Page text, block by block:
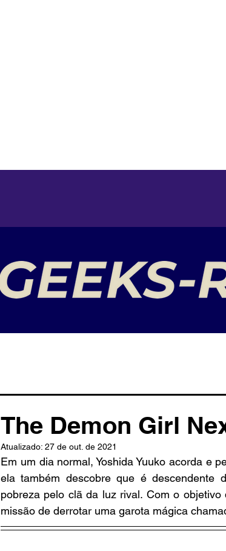
The Demon Girl
Atualizado: 27 de out. de 2021
Em um dia normal, Yoshida Yuuko acorda e
ela também descobre que é
pobreza pelo clã da luz rival. Com o
missão de derrotar uma garota mágica